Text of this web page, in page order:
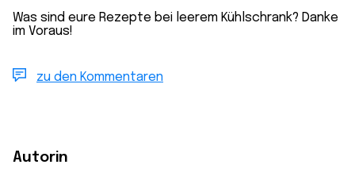
Was sind eure Rezepte bei leerem Kühlschrank? Danke
im Voraus!
zu den Kommentaren
Autorin